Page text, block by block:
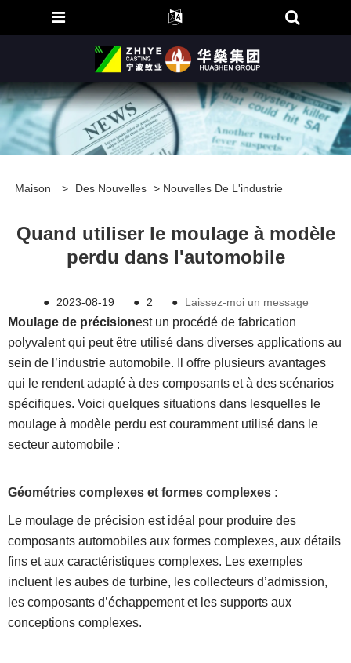
Maison > Des Nouvelles > Nouvelles De L'industrie
​Quand utiliser le moulage à modèle
perdu dans l'automobile
● 2023-08-19 ● 2 ● Laissez-moi un message
Moulage de précisionest un procédé de fabrication
polyvalent qui peut être utilisé dans diverses applications au
sein de l’industrie automobile. Il offre plusieurs avantages
qui le rendent adapté à des composants et à des scénarios
spécifiques. Voici quelques situations dans lesquelles le
moulage à modèle perdu est couramment utilisé dans le
secteur automobile :
Géométries complexes et formes complexes :
Le moulage de précision est idéal pour produire des
composants automobiles aux formes complexes, aux détails
fins et aux caractéristiques complexes. Les exemples
incluent les aubes de turbine, les collecteurs d’admission,
les composants d’échappement et les supports aux
conceptions complexes.